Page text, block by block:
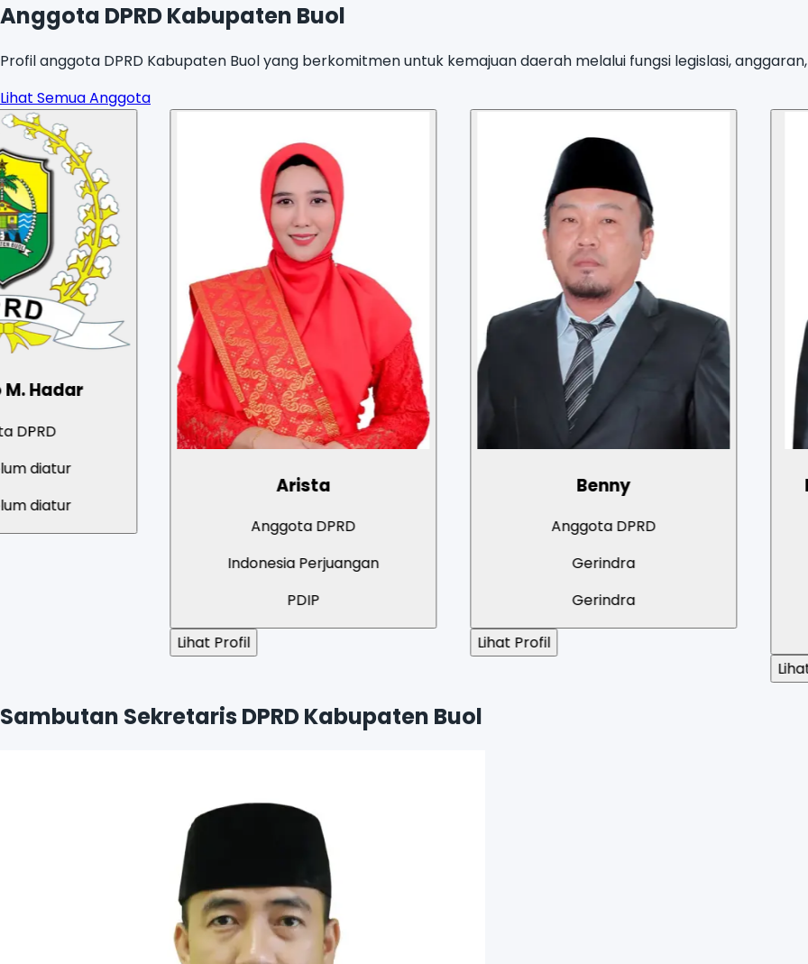
Anggota DPRD Kabupaten Buol
Profil anggota DPRD Kabupaten Buol yang berkomitmen untuk kemajuan daerah melalui fungsi legislasi,
Lihat Semua Anggota
Indonesia Perjuangan
Fauzul
Latjanda,
Sambutan Sekretaris DPRD Kabupaten Buol